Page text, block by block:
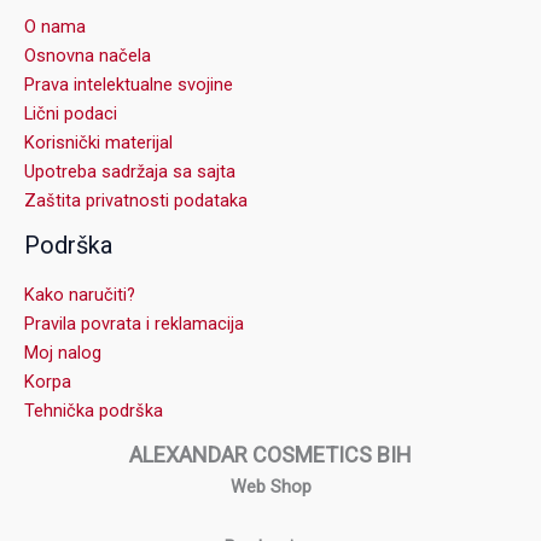
O nama
Osnovna načela
Prava intelektualne svojine
Lični podaci
Korisnički materijal
Upotreba sadržaja sa sajta
Zaštita privatnosti podataka
Podrška
Kako naručiti?
Pravila povrata i reklamacija
Moj nalog
Korpa
Tehnička podrška
ALEXANDAR COSMETICS BIH
Web Shop